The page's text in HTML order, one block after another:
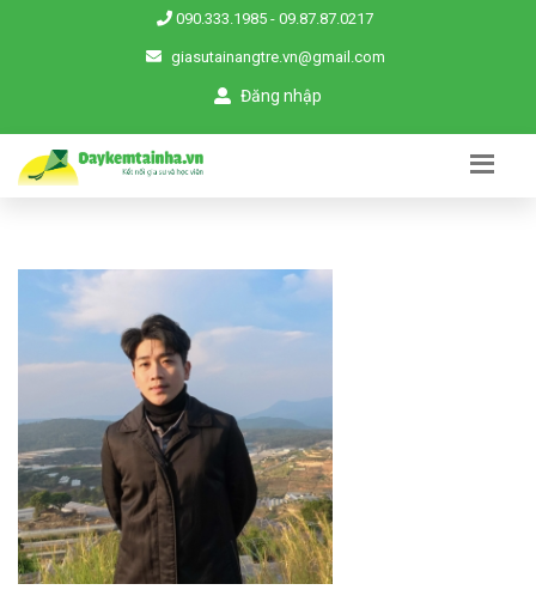
090.333.1985 - 09.87.87.0217
giasutainangtre.vn@gmail.com
Đăng nhập